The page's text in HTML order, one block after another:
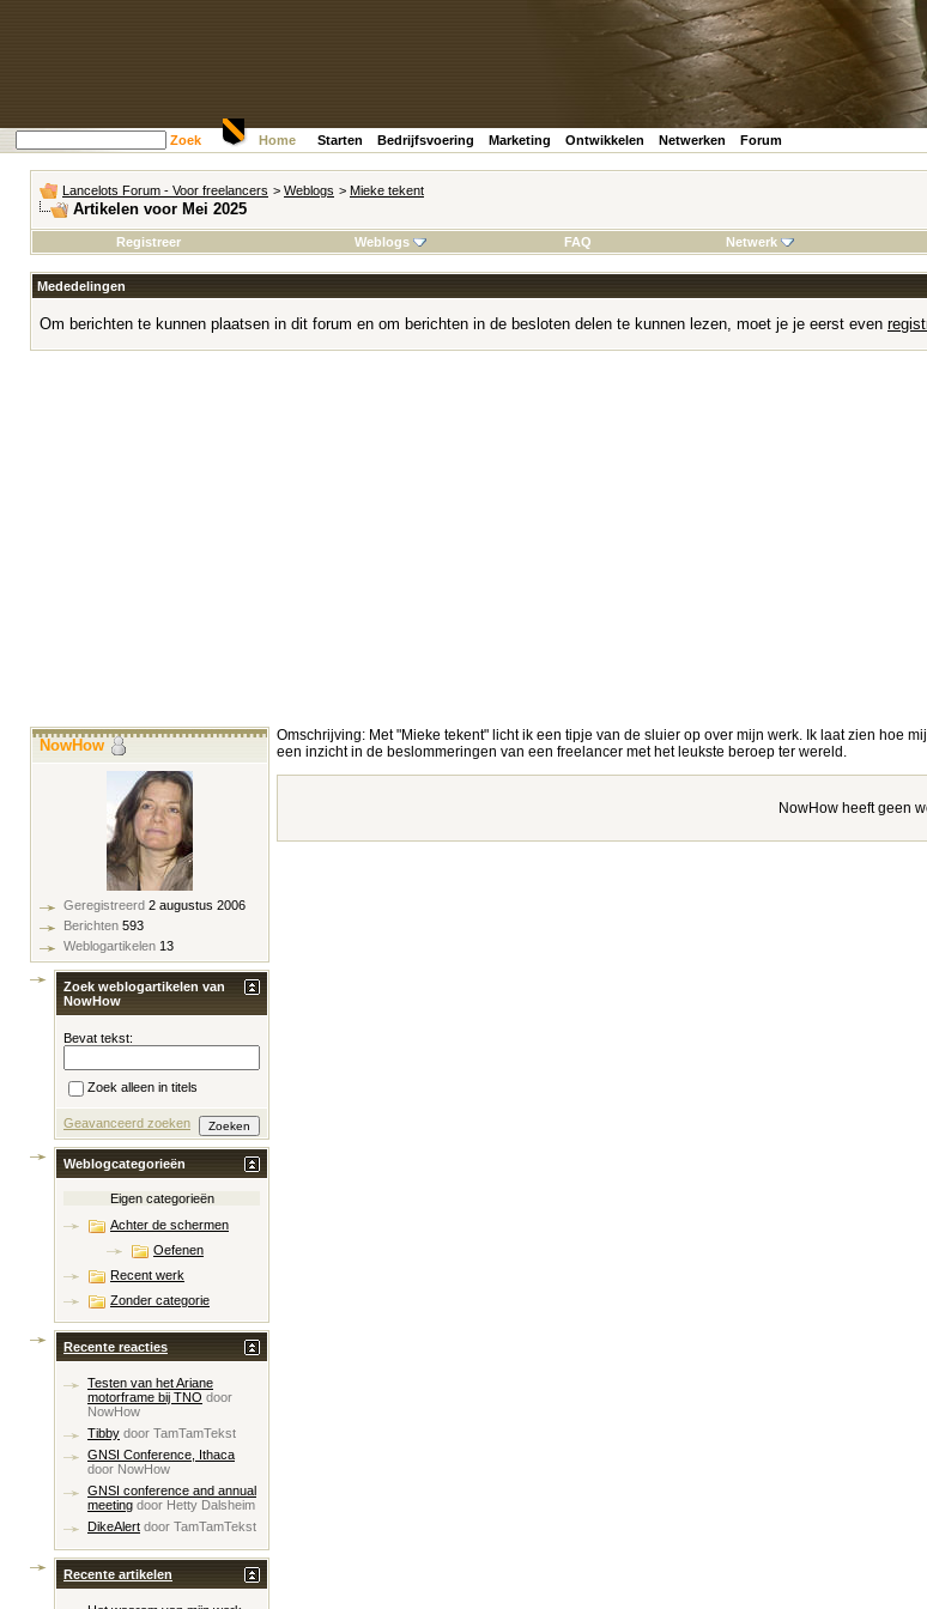
Zoek Home Starten Bedrijfsvoering Marketing Ontwikkelen Netwerken Forum
Lancelots Forum - Voor freelancers > Weblogs > Mieke tekent
Artikelen voor Mei 2025
Registreer
Weblogs FAQ Netwerk
Mededelingen
Om berichten te kunnen plaatsen in dit forum en om berichten in de besloten delen te kunnen lezen, moet je je eerst even
Omschrijving: Met "Mieke tekent" licht ik een tipje van de sluier op over mijn werk. Ik laat zien hoe
een inzicht in de beslommeringen van een freelancer met het leukste beroep ter wereld.
NowHow heeft geen
NowHow
Geregistreerd 2 augustus 2006
Berichten 593
Weblogartikelen 13
Zoek weblogartikelen van
NowHow
Bevat tekst:
Zoek alleen in titels
Geavanceerd zoeken
Weblogcategorieën
Eigen categorieën
Achter de schermen
Oefenen
Recent werk
Zonder categorie
Recente reacties
Testen van het Ariane
motorframe bij TNO door
NowHow
Tibby door TamTamTekst
GNSI Conference, Ithaca
door NowHow
GNSI conference and annual
meeting door Hetty Dalsheim
DikeAlert door TamTamTekst
Recente artikelen